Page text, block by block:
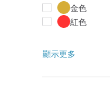
金色
紅色
顯示更多